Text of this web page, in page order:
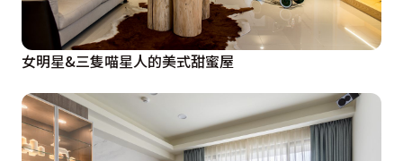
女明星&三隻喵星人的美式甜蜜屋